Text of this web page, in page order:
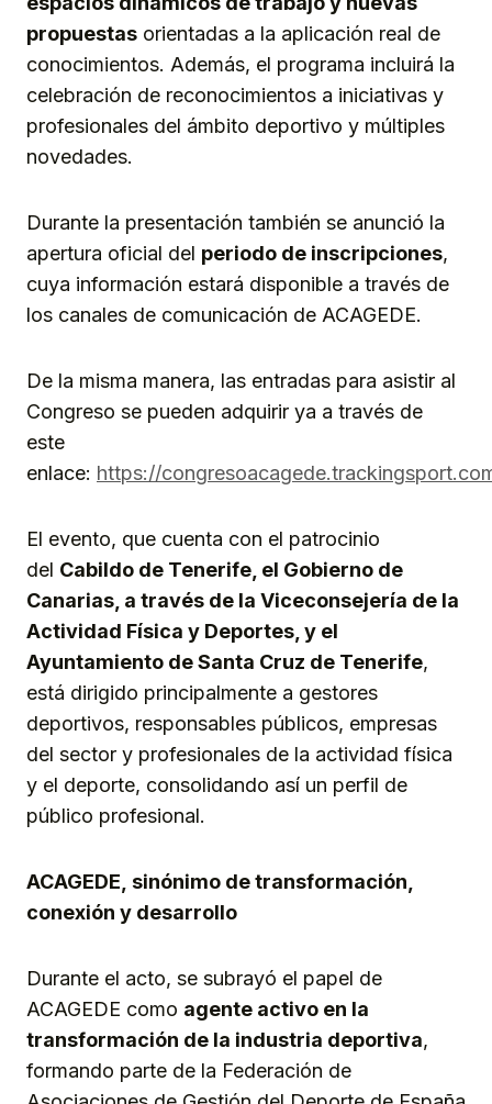
propuestas orientadas a la aplicación real de
conocimientos. Además, el programa incluirá la
celebración de reconocimientos a iniciativas y
profesionales del ámbito deportivo y múltiples
novedades.
Durante la presentación también se anunció la
apertura oficial del periodo de inscripciones,
cuya información estará disponible a través de
los canales de comunicación de ACAGEDE.
De la misma manera, las entradas para asistir al
Congreso se pueden adquirir ya a través de
este
enlace: https://
El evento, que cuenta con el patrocinio
del Cabildo de Tenerife, el Gobierno de
Canarias, a través de la Viceconsejería de la
Actividad Física y Deportes, y el
Ayuntamiento de Santa Cruz de Tenerife,
está dirigido principalmente a gestores
deportivos, responsables públicos, empresas
del sector y profesionales de la actividad física
y el deporte, consolidando así un perfil de
público profesional.
ACAGEDE, sinónimo de transformación,
conexión y desarrollo
Durante el acto, se subrayó el papel de
ACAGEDE como agente activo en la
transformación de la industria deportiva,
formando parte de la Federación de